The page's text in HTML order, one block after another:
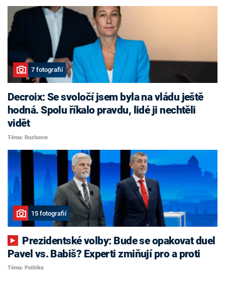
7 fotografií
Decroix: Se svoločí jsem byla na vládu ještě
hodná. Spolu říkalo pravdu, lidé ji nechtěli
vidět
Téma: Rozhovor
15 fotografií
Pavel vs. Babiš? Experti zmiňují pro a proti
Téma: Politika